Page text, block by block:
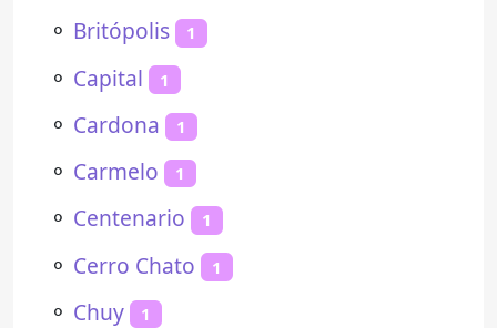
⚬ Britópolis 1
⚬ Capital 1
⚬ Cardona 1
⚬ Carmelo 1
⚬ Centenario 1
⚬ Cerro Chato 1
⚬ Chuy 1